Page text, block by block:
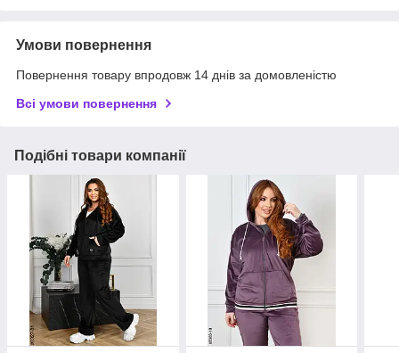
Умови повернення
Повернення товару впродовж 14 днів за домовленістю
Всі умови повернення
Подібні товари компанії